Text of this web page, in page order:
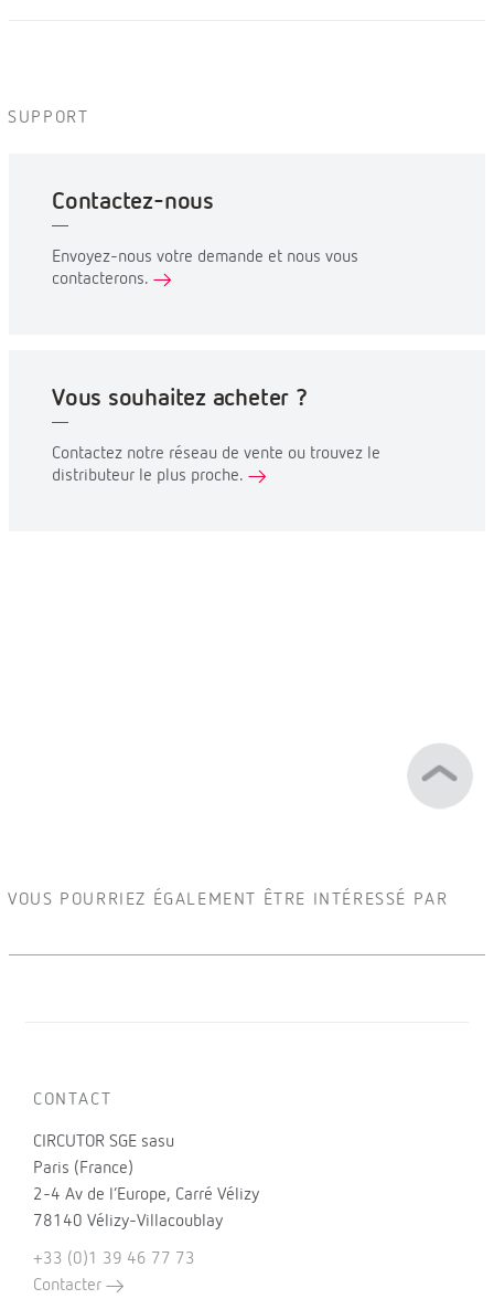
SUPPORT
Contactez-nous
Envoyez-nous votre demande et nous vous
contacterons.
Vous souhaitez acheter ?
Contactez notre réseau de vente ou trouvez le
distributeur le plus proche.
VOUS POURRIEZ ÉGALEMENT ÊTRE INTÉRESSÉ PAR
CONTACT
CIRCUTOR SGE sasu
Paris (France)
2-4 Av de l’Europe, Carré Vélizy
78140 Vélizy-Villacoublay
+33 (0)1 39 46 77 73
Contacter